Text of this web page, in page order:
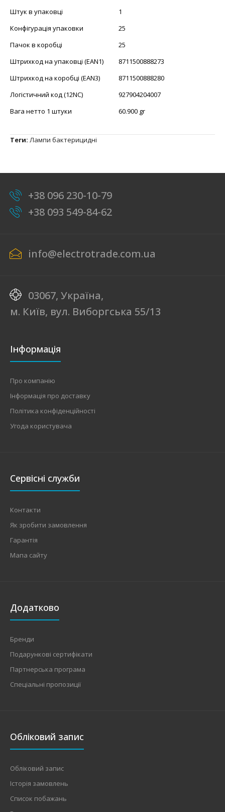
Штук в упаковці
1
Конфігурація упаковки
25
Пачок в коробці
25
Штрихкод на упаковці (EAN1)
8711500888273
Штрихкод на коробці (EAN3)
8711500888280
Логістичний код (12NC)
927904204007
Вага нетто 1 штуки
60.900 gr
Теги: Лампи бактерицидні
+38 096 230-10-79
+38 093 549-84-62
info@electrotrade.com.ua
03067, Україна,
м. Київ, вул. Виборгська 55/13
Інформація
Про компанію
Інформація про доставку
Політика конфіденційності
Угода користувача
Сервісні служби
Контакти
Як зробити замовлення
Гарантія
Мапа сайту
Додатково
Бренди
Подарункові сертифікати
Партнерська програма
Спеціальні пропозиції
Обліковий запис
Обліковий запис
Історія замовлень
Список побажань